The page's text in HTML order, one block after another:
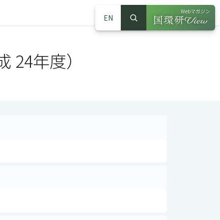
EN
サイト内検索
検索
Webマガジン
（別ウインドウ
年度）